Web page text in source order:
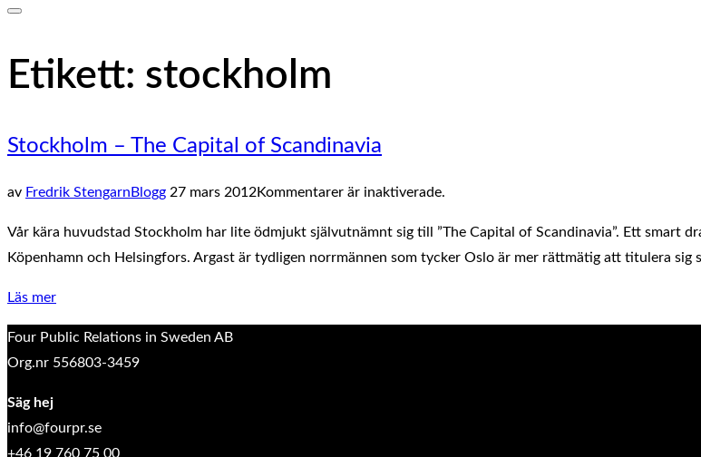
sidopanel
Etikett: stockholm
Stockholm – The Capital of Scandinavia
av Fredrik Stengarn BloggPublicerat
27 mars 2012Kommentarer är inaktiverade.
Vår kära huvudstad Stockholm har lite ödmjukt självutnämnt sig till ”The Capital of Scandinavia”. Ett smart
Köpenhamn och Helsingfors. Argast är tydligen norrmännen som tycker Oslo är mer rättmätig att titulera
Läs mer”Stockholm
–
Scandinavia”
Four Public Relations in Sweden AB
Org.nr 556803-3459
Säg hej
info@fourpr.se
+46 19 760 75 00